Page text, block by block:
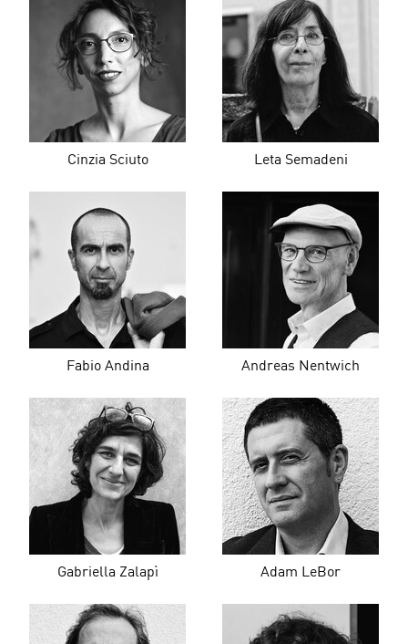
Cinzia Sciuto Leta Semadeni
Fabio Andina Andreas Nentwich
Gabriella Zalapì Adam LeBor